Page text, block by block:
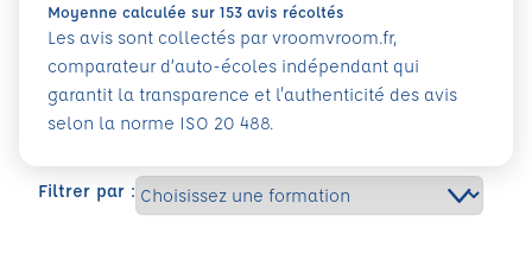
Filtrer par :
Moyenne calculée sur 153 avis récoltés
Les avis sont collectés par vroomvroom.fr,
comparateur d’auto-écoles indépendant qui
garantit la transparence et l'authenticité des avis
selon la norme ISO 20 488.